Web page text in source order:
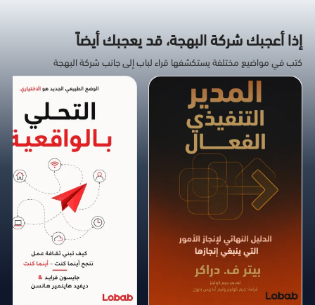
إذا أعجبك شركة البهجة، قد يعجبك أيضاً
كتب في مواضيع مختلفة يستكشفها قراء لباب إلى جانب شركة البهجة